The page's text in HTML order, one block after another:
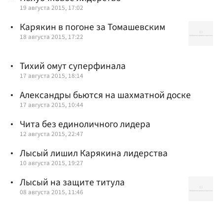
19 августа 2015, 17:02
Карякин в погоне за Томашевским
18 августа 2015, 17:22
Тихий омут суперфинала
17 августа 2015, 18:14
Александры бьются на шахматной доске
17 августа 2015, 10:44
Чита без единоличного лидера
12 августа 2015, 22:47
Лысый лишил Карякина лидерства
10 августа 2015, 19:27
Лысый на защите титула
08 августа 2015, 11:46